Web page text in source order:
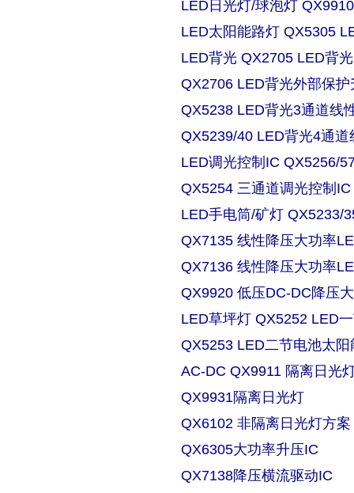
LED日光灯/球泡灯
LED太阳能路灯 QX5305
LED背光 QX2705 LED背
QX2706 LED背光外部保
QX5238 LED背光3通道线
QX5239/40 LED背光4通
LED调光控制IC QX5256/
QX5254 三通道调光控制
LED手电筒/矿灯 QX5233/
QX7135 线性降压大功率
QX7136 线性降压大功率
QX9920 低压DC-DC降压
LED草坪灯 QX5252 LED
QX5253 LED二节电池太
AC-DC QX9911 隔离日光
QX9931隔离日光灯
QX6102 非隔离日光灯方案
QX6305大功率升压IC
QX7138降压横流驱动IC